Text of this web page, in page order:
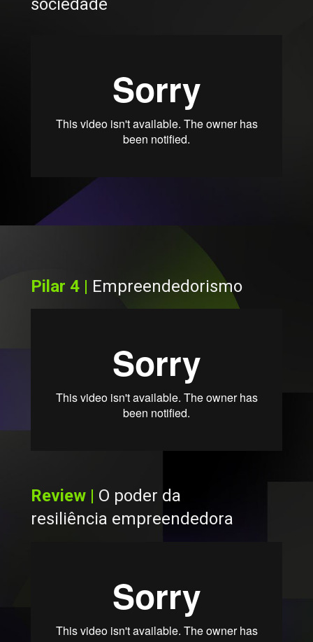
sociedade
Pilar 4 | Empreendedorismo
Review | O poder da
resiliência empreendedora